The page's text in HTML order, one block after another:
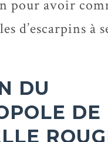
pour avoir
d’escarpins à
DU
DE